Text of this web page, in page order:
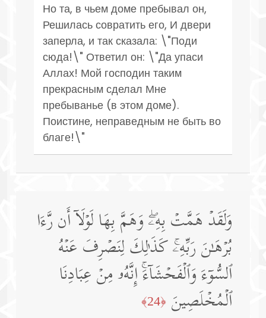
Но та, в чьем доме пребывал он,
Решилась совратить его, И двери
заперла, и так сказала: \"Поди
сюда!\" Ответил он: \"Да упаси
Аллах! Мой господин таким
прекрасным сделал Мне
пребыванье (в этом доме).
Поистине, неправедным не быть во
благе!\"
وَلَقَدۡ هَمَّتۡ بِهِۦۖ وَهَمَّ بِهَا لَوۡلَاۤ أَن رَّءَا
بُرۡهَـٰنَ رَبِّهِۦۚ كَذَ ٰ⁠لِكَ لِنَصۡرِفَ عَنۡهُ
ٱلسُّوۤءَ وَٱلۡفَحۡشَاۤءَۚ إِنَّهُۥ مِنۡ عِبَادِنَا
ٱلۡمُخۡلَصِینَ ﴿24﴾